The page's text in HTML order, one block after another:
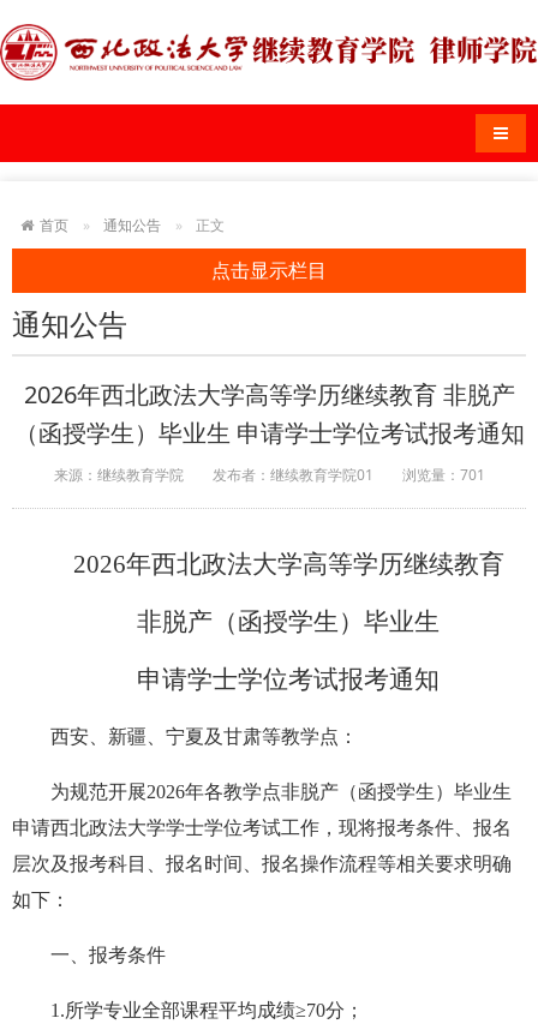
导航
首页 通知公告 正文
点击显示栏目
通知公告
2026年西北政法大学高等学历继续教育 非脱产
（函授学生）毕业生 申请学士学位考试报考通知
来源：继续教育学院 发布者：继续教育学院01 浏览量： 701
2026年西北政法大学高等学历继续教育
非脱产（函授学生）毕业生
申请学士学位考试报考通知
西安、新疆、宁夏及甘肃等教学点：
为规范开展2026年各教学点非脱产（函授学生）毕业生
申请西北政法大学学士学位考试工作，现将报考条件、 报名
层次及报考科目
报名时间 报名操作流程等相关要求明确
如下：
一、报考条件
1.所学专业全部课程平均成绩≥70分 ；